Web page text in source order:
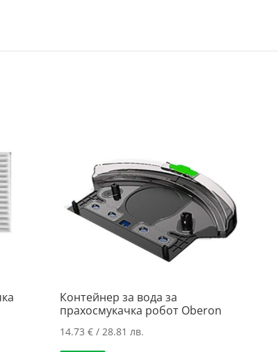
Контейнер за вода за
прахосмукачка робот Oberon
14.73 €/ 28.81 лв.